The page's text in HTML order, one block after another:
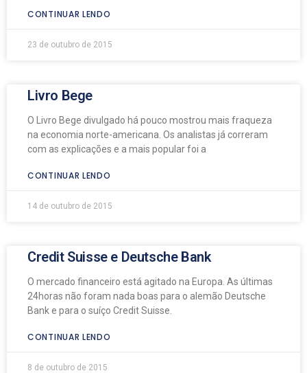
CONTINUAR LENDO
23 de outubro de 2015
Livro Bege
O Livro Bege divulgado há pouco mostrou mais fraqueza
na economia norte-americana. Os analistas já correram
com as explicações e a mais popular foi a
CONTINUAR LENDO
14 de outubro de 2015
Credit Suisse e Deutsche Bank
O mercado financeiro está agitado na Europa. As últimas
24horas não foram nada boas para o alemão Deutsche
Bank e para o suíço Credit Suisse.
CONTINUAR LENDO
8 de outubro de 2015